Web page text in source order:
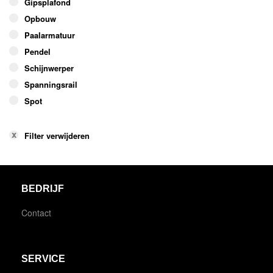
Opbouw
Paalarmatuur
Pendel
Schijnwerper
Spanningsrail
Spot
Filter verwijderen
BEDRIJF
Contact
SERVICE